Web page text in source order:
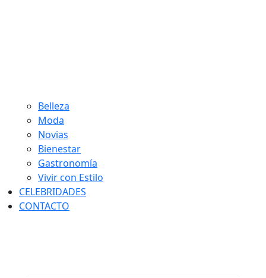
Belleza
Moda
Novias
Bienestar
Gastronomía
Vivir con Estilo
CELEBRIDADES
CONTACTO